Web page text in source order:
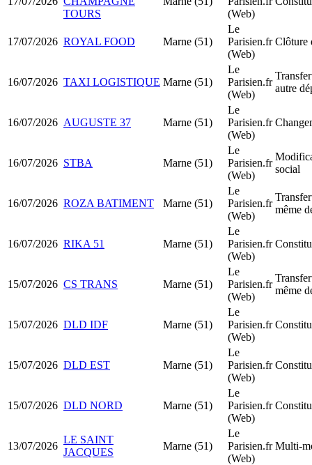
TOURS
(Web)
17/07/2026 ROYAL FOOD Marne (51)
Le
Parisien.fr
(Web)
Clôture
16/07/2026 TAXI LOGISTIQUE Marne (51)
Le
Parisien.fr
(Web)
autre
16/07/2026 AUGUSTE 37 Marne (51)
Le
Parisien.fr
(Web)
16/07/2026 STBA Marne (51)
Le
Parisien.fr
(Web)
social
16/07/2026 ROZA BATIMENT Marne (51)
Le
Parisien.fr
(Web)
même
16/07/2026 RIKA 51 Marne (51)
Le
Parisien.fr
(Web)
15/07/2026 CS TRANS Marne (51)
Le
Parisien.fr
(Web)
même
15/07/2026 DLD IDF Marne (51)
Le
Parisien.fr
(Web)
15/07/2026 DLD EST Marne (51)
Le
Parisien.fr
(Web)
15/07/2026 DLD NORD Marne (51)
Le
Parisien.fr
(Web)
13/07/2026
LE SAINT
JACQUES
Marne (51)
Le
Parisien.fr
(Web)
Multi-